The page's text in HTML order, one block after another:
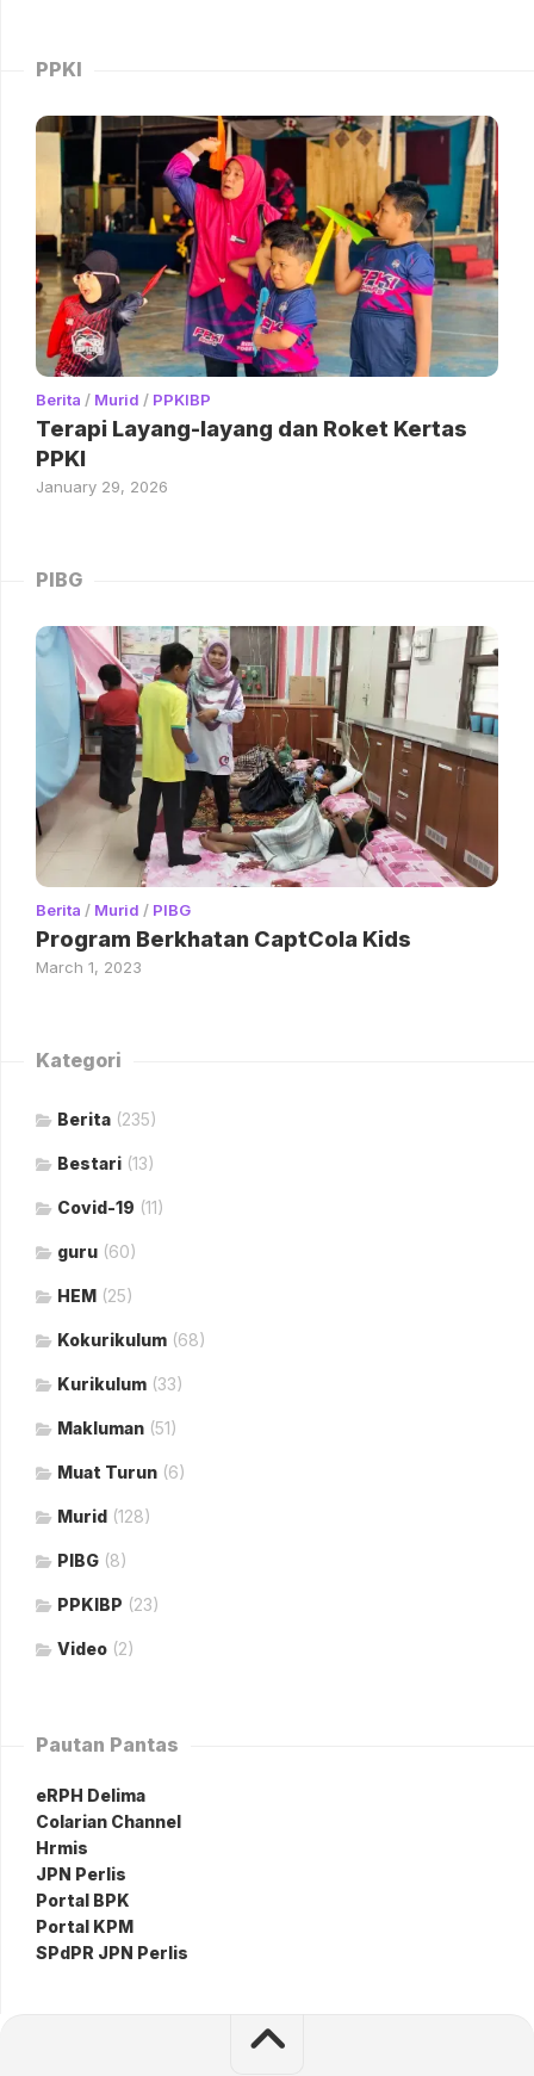
PPKI
Berita / Murid / PPKIBP
Terapi Layang-layang dan Roket Kertas
PPKI
January 29, 2026
PIBG
Berita / Murid / PIBG
Program Berkhatan CaptCola Kids
March 1, 2023
Kategori
Berita (235)
Bestari (13)
Covid-19 (11)
guru (60)
HEM (25)
Kokurikulum (68)
Kurikulum (33)
Makluman (51)
Muat Turun (6)
Murid (128)
PIBG (8)
PPKIBP (23)
Video (2)
Pautan Pantas
eRPH Delima
Colarian Channel
Hrmis
JPN Perlis
Portal BPK
Portal KPM
SPdPR JPN Perlis